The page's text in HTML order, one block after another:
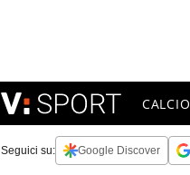
CALCIO
Seguici su: Google Discover